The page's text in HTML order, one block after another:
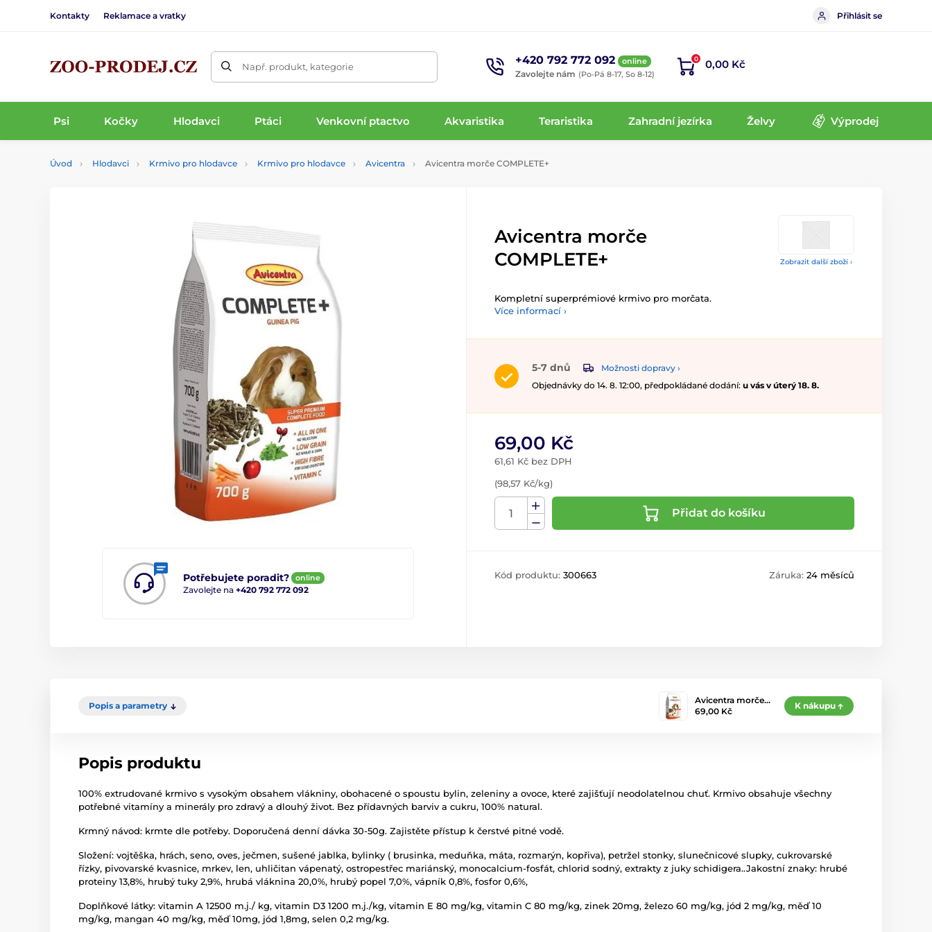
Kontakty Reklamace a vratky Přihlásit se
Např. produkt, kategorie +420 792 772 092 online
Zavolejte nám (Po-Pá 8-17, So 8-12)
0 0,00 Kč
Psi Kočky Hlodavci Ptáci Venkovní ptactvo Akvaristika Teraristika Zahradní jezírka Želvy Výprodej
Úvod Hlodavci Krmivo pro hlodavce Krmivo pro hlodavce Avicentra Avicentra morče COMPLETE+
Zobrazit další zboží ›
Potřebujete poradit? online
Zavolejte na +420 792 772 092
Avicentra morče
COMPLETE+
Kompletní superprémiové krmivo pro morčata.
Více informací ›
5-7 dnů
Možnosti dopravy ›
Objednávky do 14. 8. 12:00, předpokládané dodání: u vás v úterý 18. 8.
69,00 Kč
61,61 Kč bez DPH
(98,57 Kč/kg)
Přidat do košíku
Kód produktu: 300663 Záruka: 24 měsíců
Popis a parametry
Avicentra morče…
69,00 Kč
K nákupu
Popis produktu
100% extrudované krmivo s vysokým obsahem vlákniny, obohacené o spoustu bylin, zeleniny a ovoce, které zajišťují neodolatelnou chuť. Krmivo obsahuje všechny
potřebné vitamíny a minerály pro zdravý a dlouhý život. Bez přídavných barviv a cukru, 100% natural.
Krmný návod: krmte dle potřeby. Doporučená denní dávka 30-50g. Zajistěte přístup k čerstvé pitné vodě.
Složení: vojtěška, hrách, seno, oves, ječmen, sušené jablka, bylinky ( brusinka, meduňka, máta, rozmarýn, kopřiva), petržel stonky, slunečnicové slupky, cukrovarské
řízky, pivovarské kvasnice, mrkev, len, uhličitan vápenatý, ostropestřec mariánský, monocalcium-fosfát, chlorid sodný, extrakty z juky schidigera..Jakostní znaky: hrubé
proteiny 13,8%, hrubý tuky 2,9%, hrubá vláknina 20,0%, hrubý popel 7,0%, vápník 0,8%, fosfor 0,6%,
Doplňkové látky: vitamin A 12500 m.j./ kg, vitamin D3 1200 m.j./kg, vitamin E 80 mg/kg, vitamin C 80 mg/kg, zinek 20mg, železo 60 mg/kg, jód 2 mg/kg, měď 10
mg/kg, mangan 40 mg/kg, měď 10mg, jód 1,8mg, selen 0,2 mg/kg.